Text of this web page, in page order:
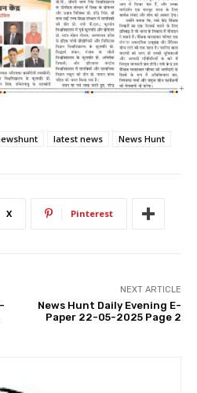
latest news News Hunt
X Pinterest
NEXT ARTICLE
News Hunt Daily Evening E-
Paper 22-05-2025 Page 2